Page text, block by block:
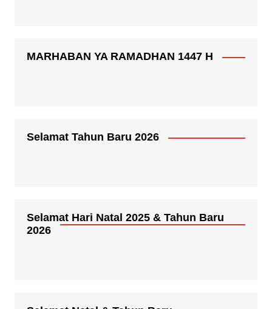
MARHABAN YA RAMADHAN 1447 H
Selamat Tahun Baru 2026
Selamat Hari Natal 2025 & Tahun Baru
2026